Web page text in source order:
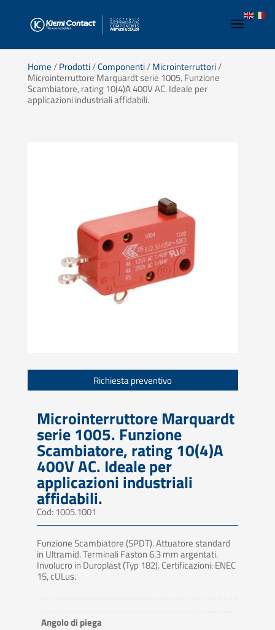
Home/Prodotti/Componenti/Microinterruttori/
Microinterruttore Marquardt serie 1005. Funzione
Scambiatore, rating 10(4)A 400V AC. Ideale per
applicazioni industriali affidabili.
Richiesta preventivo
Microinterruttore Marquardt
serie 1005. Funzione
Scambiatore, rating 10(4)A
400V AC. Ideale per
applicazioni industriali
affidabili.
Cod: 1005.1001
Funzione Scambiatore (SPDT). Attuatore standard
in Ultramid. Terminali Faston 6.3 mm argentati.
Involucro in Duroplast (Typ 182). Certificazioni: ENEC
15, cULus.
Angolo di piega